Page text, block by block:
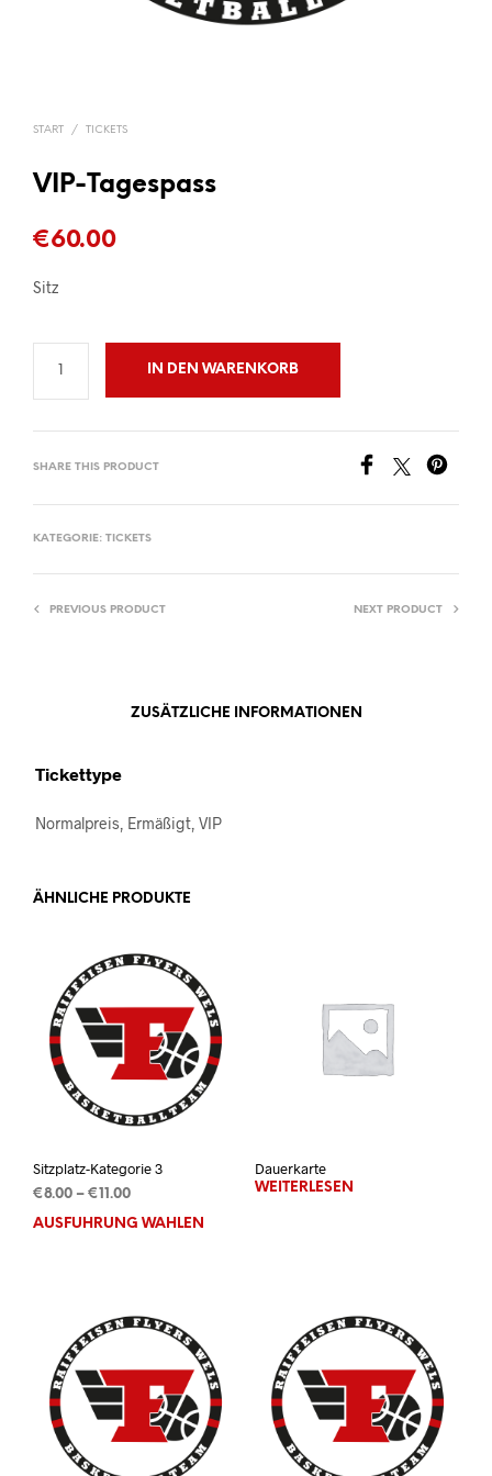
START / TICKETS
VIP-Tagespass
€60.00
Sitz
IN DEN WARENKORB
SHARE THIS PRODUCT
KATEGORIE: TICKETS
PREVIOUS PRODUCT NEXT PRODUCT
ZUSÄTZLICHE INFORMATIONEN
Tickettype
Normalpreis, Ermäßigt, VIP
ÄHNLICHE PRODUKTE
Sitzplatz-Kategorie 3
€8.00 – € 11.00Preisspanne:
€8.00
AUSFÜHRUNG WÄHLEN
Optionen
können
Dauerkarte
WEITERLESEN